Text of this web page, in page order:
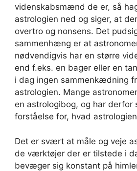
videnskabsmænd de er, så
astrologien ned og siger, at
overtro og nonsens. Det
sammenhæng er at
nødvendigvis har en større
end f.eks. en bager eller en
i dag ingen sammenkædning
astrologien. Mange
en astrologibog, og har derfor
forståelse for, hvad
Det er svært at måle og veje
de værktøjer der er tilstede i
bevæger sig konstant på